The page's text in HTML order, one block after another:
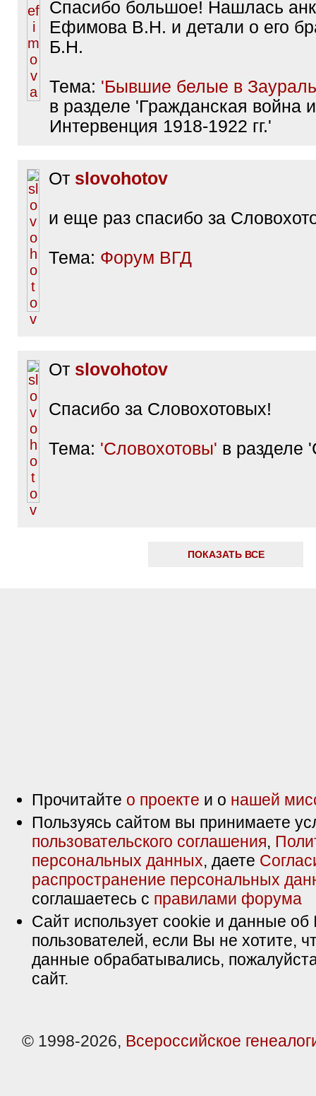
Спасибо большое! Нашлась
Ефимова В.Н. и детали о его
Б.Н.
Тема: 'Бывшие белые в
в разделе 'Гражданская война и
Интервенция 1918-1922 гг.'
От slovohotov
и еще раз спасибо за
Тема: Форум ВГД
От slovohotov
Спасибо за Словохотовых!
Тема: 'Словохотовы' в разделе
ПОКАЗАТЬ ВСЕ
Прочитайте о проекте и о нашей
Пользуясь сайтом вы принимаете
пользовательского соглашения,
персональных данных, даете
распространение персональных
соглашаетесь с правилами форума
Сайт использует cookie и данные об
пользователей, если Вы не хотите,
данные обрабатывались,
сайт.
© 1998-2026, Всероссийское